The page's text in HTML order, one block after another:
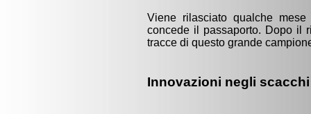
Viene rilasciato qualche
concede il passaporto. Dopo il
tracce di questo grande
Innovazioni negli scacchi